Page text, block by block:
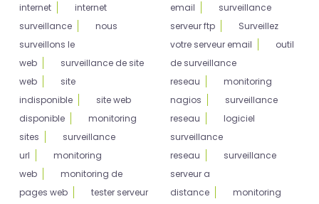
internet
internet
surveillance
nous
surveillons le
web
surveillance de site
web
site
indisponible
site web
disponible
monitoring
sites
surveillance
url
monitoring
web
monitoring de
pages web
tester serveur
email
surveillance
serveur ftp
Surveillez
votre serveur email
outil
de surveillance
reseau
monitoring
nagios
surveillance
reseau
logiciel
surveillance
reseau
surveillance
serveur a
distance
monitoring